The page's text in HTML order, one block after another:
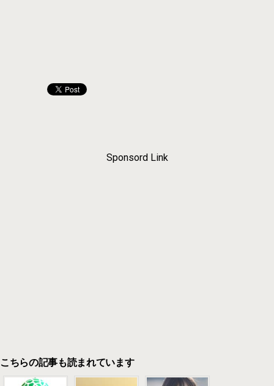
Sponsord Link
こちらの記事も読まれています